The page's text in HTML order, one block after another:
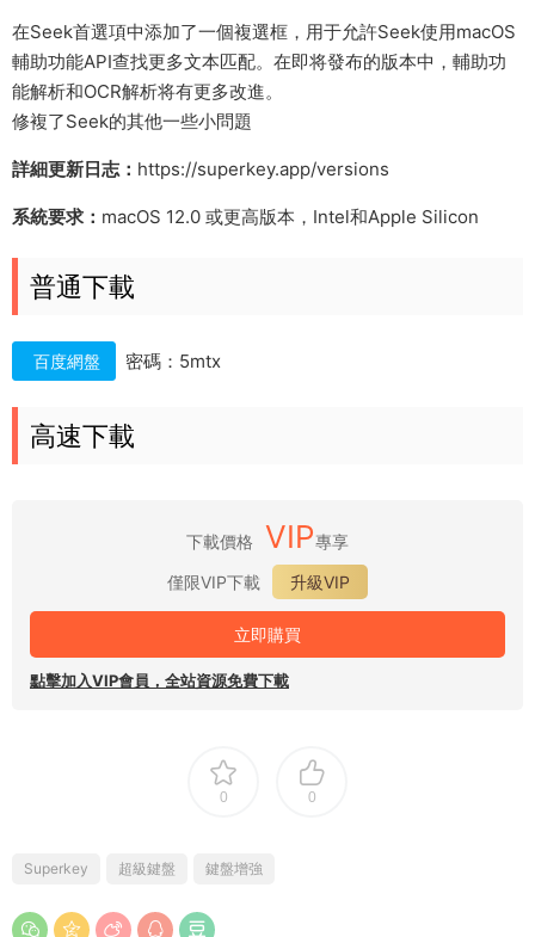
在Seek首選項中添加了一個複選框，用于允許Seek使用macOS
輔助功能API查找更多文本匹配。在即将發布的版本中，輔助功
能解析和OCR解析将有更多改進。
修複了Seek的其他一些小問題
詳細更新日志： https://superkey.app/versions
系統要求： macOS 12.0 或更高版本，Intel和Apple Silicon
普通下載
百度網盤 密碼：5mtx
高速下載
下載價格 VIP專享
僅限VIP下載
升級VIP
立即購買
點擊加入VIP會員，全站資源免費下載
0 0
Superkey 超級鍵盤 鍵盤增強